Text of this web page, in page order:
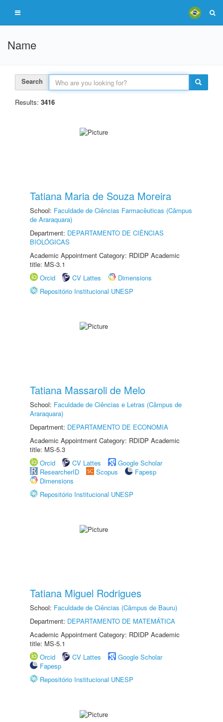
Name
Search
Results: 3416
Tatiana Maria de Souza Moreira
School: Faculdade de Ciências Farmacêuticas (Câmpus
de Araraquara)
Department: DEPARTAMENTO DE CIÊNCIAS
BIOLÓGICAS
Academic Appointment Category: RDIDP Academic
title: MS-3.1
Orcid
CV Lattes
Dimensions
Repositório Institucional UNESP
Tatiana Massaroli de Melo
School: Faculdade de Ciências e Letras (Câmpus de
Araraquara)
Department: DEPARTAMENTO DE ECONOMIA
Academic Appointment Category: RDIDP Academic
title: MS-5.3
Orcid
CV Lattes
Google Scholar
ResearcherID
Scopus
Fapesp
Dimensions
Repositório Institucional UNESP
Tatiana Miguel Rodrigues
School: Faculdade de Ciências (Câmpus de Bauru)
Department: DEPARTAMENTO DE MATEMÁTICA
Academic Appointment Category: RDIDP Academic
title: MS-5.1
Orcid
CV Lattes
Google Scholar
Fapesp
Repositório Institucional UNESP